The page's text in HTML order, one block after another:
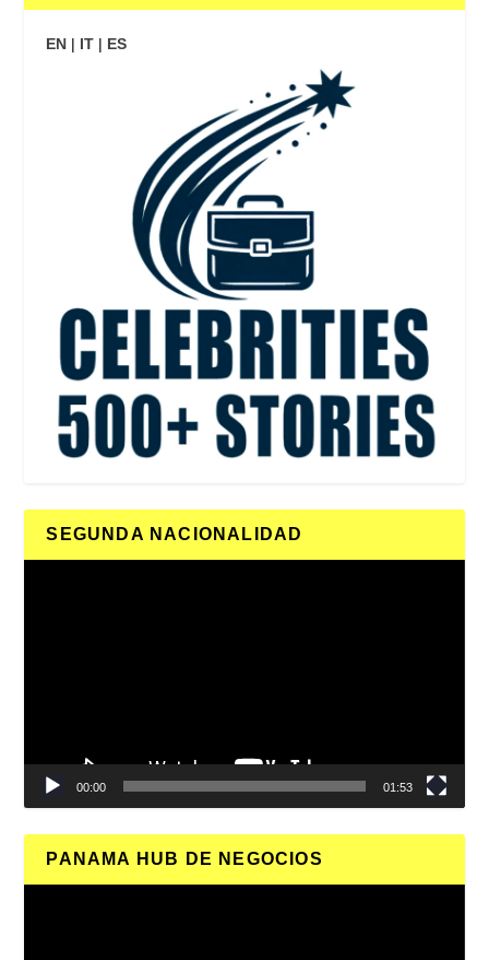
EN | IT | ES
SEGUNDA NACIONALIDAD
00:00 01:53
PANAMA HUB DE NEGOCIOS